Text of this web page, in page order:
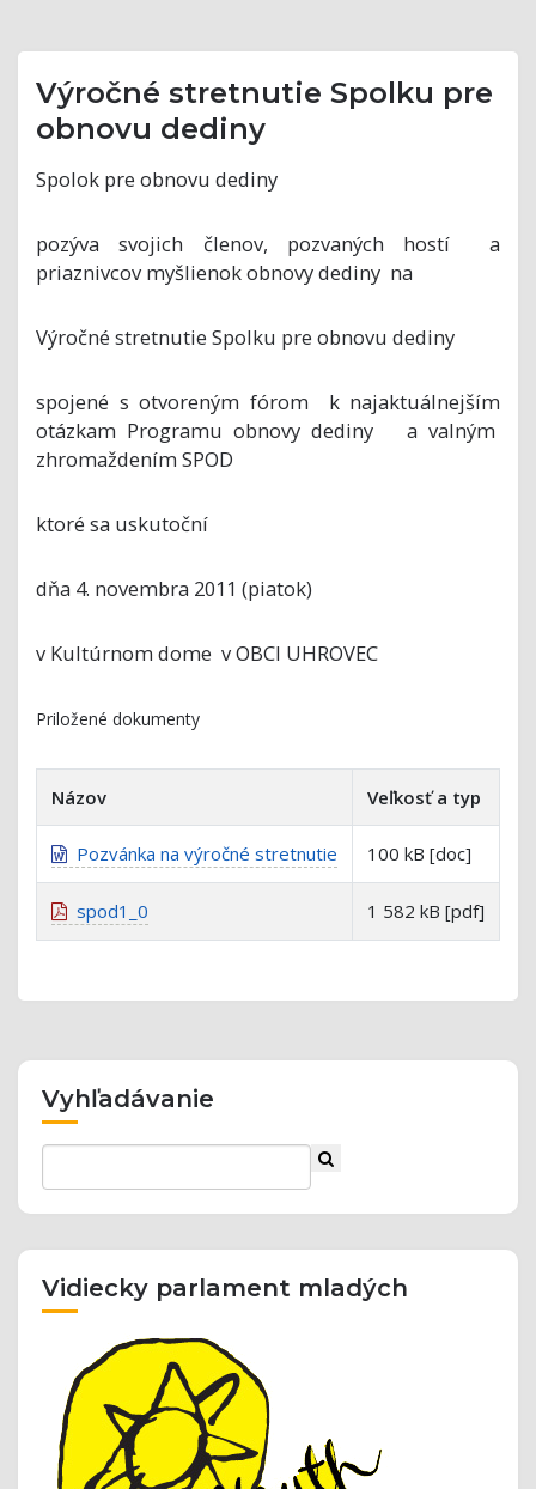
Výročné stretnutie Spolku pre
obnovu dediny
Spolok pre obnovu dediny
pozýva svojich členov, pozvaných hostí a
priaznivcov myšlienok obnovy dediny na
Výročné stretnutie Spolku pre obnovu dediny
spojené s otvoreným fórom k najaktuálnejším
otázkam Programu obnovy dediny a valným
zhromaždením SPOD
ktoré sa uskutoční
dňa 4. novembra 2011 (piatok)
v Kultúrnom dome v OBCI UHROVEC
Priložené dokumenty
Názov Veľkosť a typ
Pozvánka na výročné stretnutie 100 kB [doc]
spod1_0 1 582 kB [pdf]
Vyhľadávanie
Vidiecky parlament mladých